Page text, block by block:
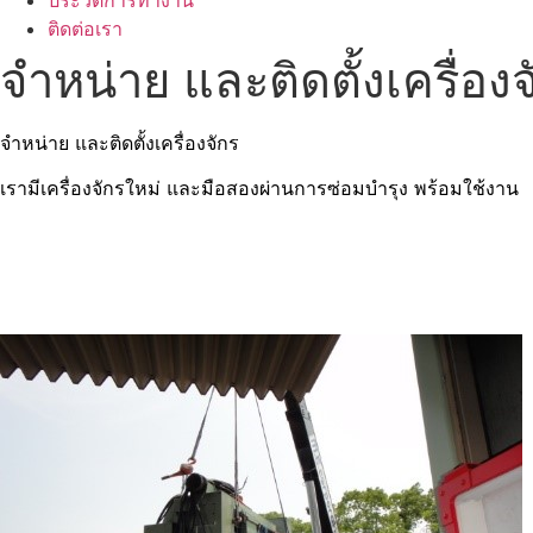
ติดต่อเรา
จำหน่าย และติดตั้งเครื่อง
จำหน่าย และติดตั้งเครื่องจักร
เรามีเครื่องจักรใหม่ และมือสองผ่านการซ่อมบำรุง พร้อมใช้งาน